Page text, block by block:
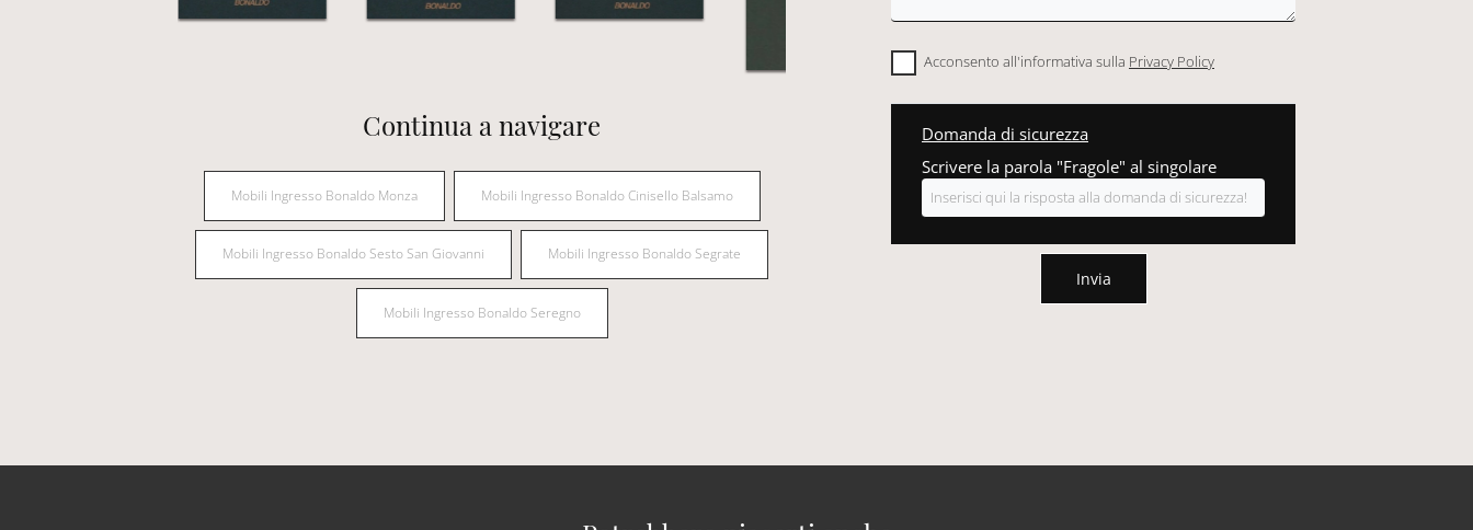
Continua a navigare
Mobili Ingresso Bonaldo Monza Mobili Ingresso Bonaldo Cinisello Balsamo
Mobili Ingresso Bonaldo Sesto San Giovanni Mobili Ingresso Bonaldo Segrate
Mobili Ingresso Bonaldo Seregno
Acconsento all'informativa sulla Privacy Policy
Domanda di sicurezza
Scrivere la parola "Fragole" al singolare
Invia